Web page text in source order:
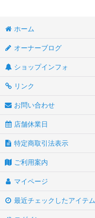
ホーム
オーナーブログ
ショップインフォ
リンク
お問い合わせ
店舗休業日
特定商取引法表示
ご利用案内
マイページ
最近チェックしたアイテム